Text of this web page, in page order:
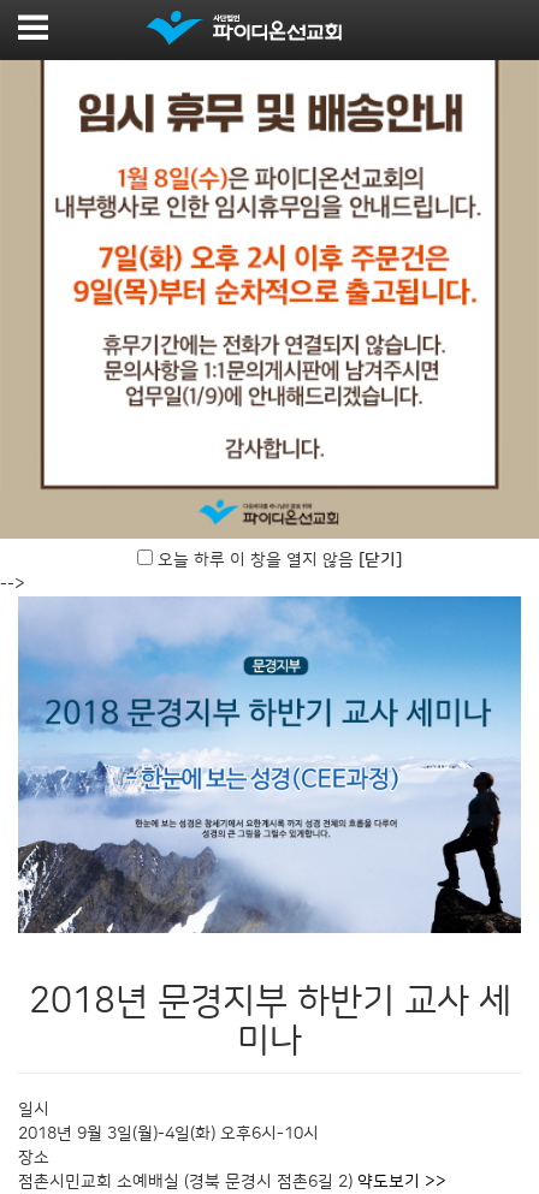
오늘 하루 이 창을 열지 않음
[닫기]
-->
2018년 문경지부 하반기 교사 세
미나
일시
2018년 9월 3일(월)-4일(화) 오후6시-10시
장소
점촌시민교회 소예배실 (경북 문경시 점촌6길 2) 약도보기 >>